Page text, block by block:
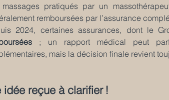
pratiqués par un
remboursées par l’assurance
2024, certaines assurances, dont le
; un rapport médical peut
mais la décision finale revient
idée reçue à clarifier !